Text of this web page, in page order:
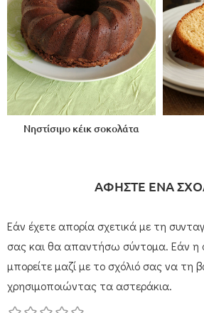
Νηστίσιμο κέικ σοκολάτα
ΑΦΗΣΤΕ ΕΝΑ
Εάν έχετε απορία σχετικά με τη
σας και θα απαντήσω σύντομα. Εάν η
μπορείτε μαζί με το σχόλιό σας να τη
χρησιμοποιώντας τα αστεράκια.